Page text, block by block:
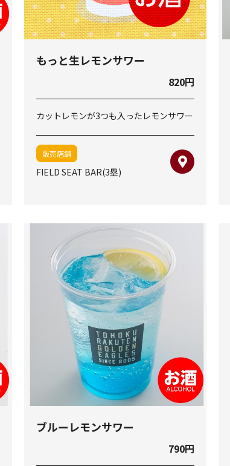
もっと生レモンサワー
820円
カットレモンが3つも入ったレモンサワー
販売店舗
FIELD SEAT BAR(3塁)
ブルーレモンサワー
790円